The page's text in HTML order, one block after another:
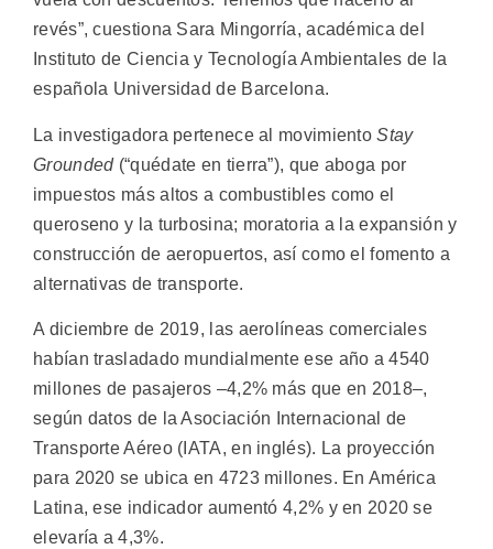
revés”, cuestiona Sara Mingorría, académica del
Instituto de Ciencia y Tecnología Ambientales de la
española Universidad de Barcelona.
La investigadora pertenece al movimientoStay
Grounded(“quédate en tierra”), que aboga por
impuestos más altos a combustibles como el
queroseno y la turbosina; moratoria a la expansión y
construcción de aeropuertos, así como el fomento a
alternativas de transporte.
A diciembre de 2019, las aerolíneas comerciales
habían trasladado mundialmente ese año a 4540
millones de pasajeros –4,2% más que en 2018–,
según datos de la Asociación Internacional de
Transporte Aéreo (IATA, en inglés). La proyección
para 2020 se ubica en 4723 millones. En América
Latina, ese indicador aumentó 4,2% y en 2020 se
elevaría a 4,3%.